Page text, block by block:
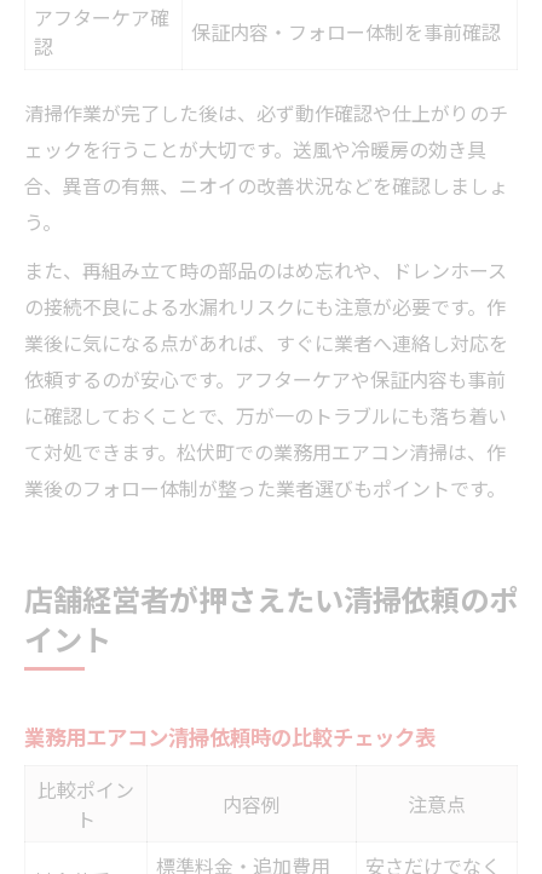
アフターケア確
認
保証内容・フォロー体制を事前確認
清掃作業が完了した後は、必ず動作確認や仕上がりのチ
ェックを行うことが大切です。送風や冷暖房の効き具
合、異音の有無、ニオイの改善状況などを確認しましょ
う。
また、再組み立て時の部品のはめ忘れや、ドレンホース
の接続不良による水漏れリスクにも注意が必要です。作
業後に気になる点があれば、すぐに業者へ連絡し対応を
依頼するのが安心です。アフターケアや保証内容も事前
に確認しておくことで、万が一のトラブルにも落ち着い
て対処できます。松伏町での業務用エアコン清掃は、作
業後のフォロー体制が整った業者選びもポイントです。
店舗経営者が押さえたい清掃依頼のポ
イント
業務用エアコン清掃依頼時の比較チェック表
比較ポイン
ト
内容例 注意点
標準料金・追加費用 安さだけでなく